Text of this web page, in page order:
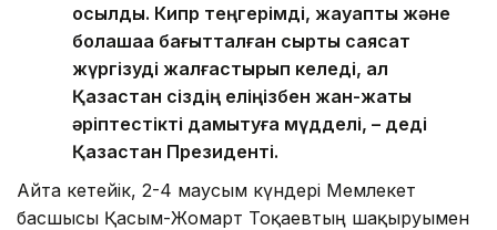
қосылды. Кипр теңгерімді, жауапты және
болашаққа бағытталған сыртқы саясат
жүргізуді жалғастырып келеді, ал
Қазақстан сіздің еліңізбен жан-жақты
әріптестікті дамытуға мүдделі, – деді
Қазақстан Президенті.
Айта кетейік, 2-4 маусым күндері Мемлекет
басшысы Қасым-Жомарт Тоқаевтың шақыруымен